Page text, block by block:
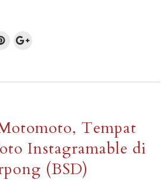
Tempat
Instagramable di
(BSD)